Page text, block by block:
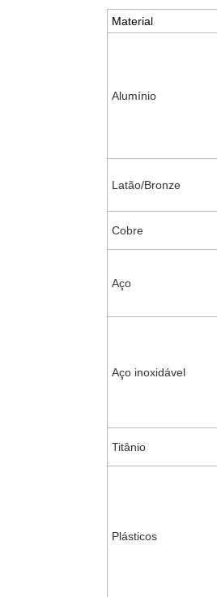
Material
Alumínio
Latão/Bronze
Cobre
Aço
Aço inoxidável
Titânio
Plásticos